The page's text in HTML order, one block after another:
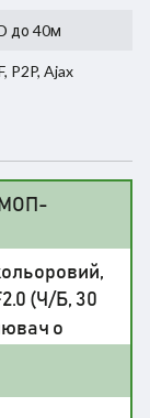
до 40м
P2P, Ajax
(Ч/Б, 30
о